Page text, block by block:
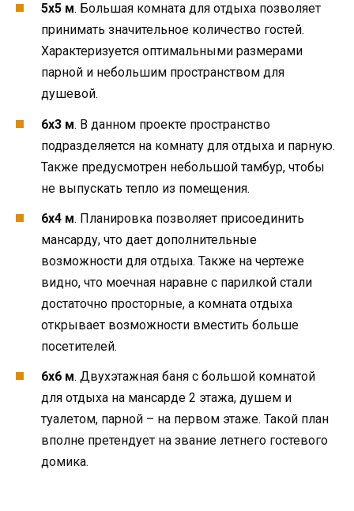
5х5 м. Большая комната для отдыха позволяет
принимать значительное количество гостей.
Характеризуется оптимальными размерами
парной и небольшим пространством для
душевой.
6х3 м. В данном проекте пространство
подразделяется на комнату для отдыха и парную.
Также предусмотрен небольшой тамбур, чтобы
не выпускать тепло из помещения.
6х4 м. Планировка позволяет присоединить
мансарду, что дает дополнительные
возможности для отдыха. Также на чертеже
видно, что моечная наравне с парилкой стали
достаточно просторные, а комната отдыха
открывает возможности вместить больше
посетителей.
6х6 м. Двухэтажная баня с большой комнатой
для отдыха на мансарде 2 этажа, душем и
туалетом, парной – на первом этаже. Такой план
вполне претендует на звание летнего гостевого
домика.